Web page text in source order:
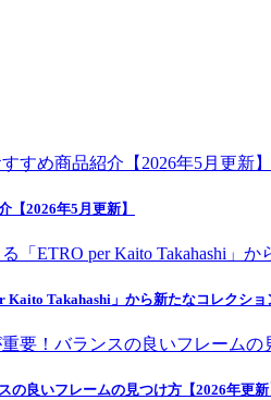
【2026年5月更新】
Takahashi」から新たなコレクショ
良いフレームの見つけ方【2026年更新